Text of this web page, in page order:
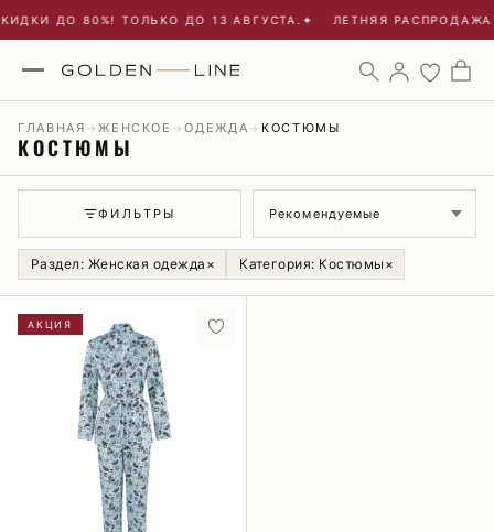
ДО 80%! ТОЛЬКО ДО 13 АВГУСТА. ✦ ЛЕТНЯЯ
ГЛАВНАЯ →ЖЕНСКОЕ →ОДЕЖДА → КОСТЮМЫ
КОСТЮМЫ
ФИЛЬТРЫ
Раздел: Женская одежда × Категория: Костюмы ×
АКЦИЯ